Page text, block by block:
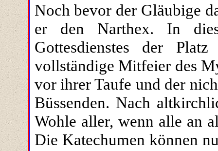
Noch bevor der Gläubige
er den Narthex. In
Gottesdienstes der
vollständige Mitfeier des
vor ihrer Taufe und der
Büssenden. Nach
Wohle aller, wenn alle an
Die Katechumen können